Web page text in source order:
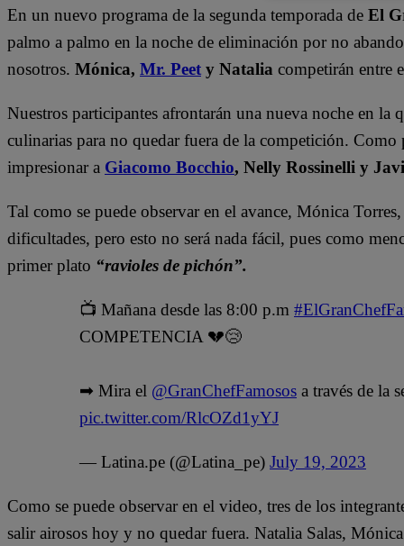
En un nuevo programa de la segunda temporada de El
palmo a palmo en la noche de eliminación por no
nosotros. Mónica, Mr. Peet y Natalia competirán entre
Nuestros participantes afrontarán una nueva noche en la
culinarias para no quedar fuera de la competición.
impresionar a Giacomo Bocchio, Nelly Rossinelli y
Tal como se puede observar en el avance, Mónica
dificultades, pero esto no será nada fácil, pues como
primer plato “ravioles de pichón”.
📺 Mañana desde las 8:00 p.m
COMPETENCIA 💔😢
➡ Mira el @GranChefFamosos a través de la
pic.twitter.com/RlcOZd1yYJ
— Latina.pe (@Latina_pe) July 19, 2023
Como se puede observar en el video, tres de los
salir airosos hoy y no quedar fuera. Natalia Salas,